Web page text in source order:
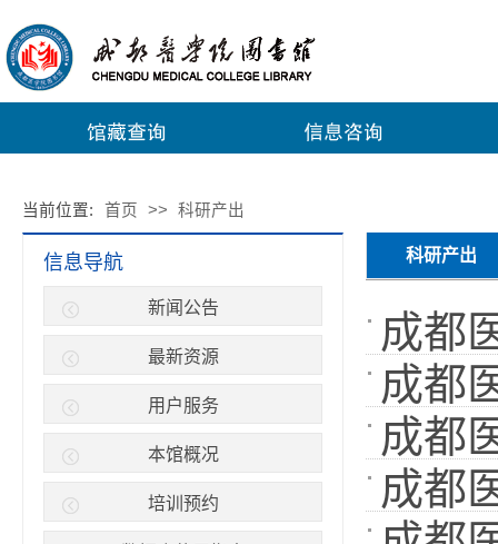
当前位置: 首页 >> 科研产出
信息导航
新闻公告
最新资源
用户服务
本馆概况
培训预约
科研产出
成都
数:40]
成都
数:50]
成都
数:53]
成都